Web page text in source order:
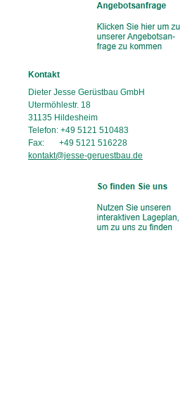
Kontakt
Dieter Jesse Gerüstbau GmbH
Utermöhlestr. 18
31135 Hildesheim
Telefon: +49 5121 510483
Fax: +49 5121 516228
kontakt@jesse-geruestbau.de